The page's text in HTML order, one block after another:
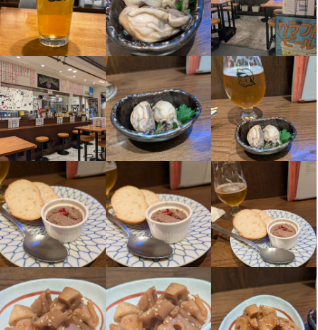
未経験者歓迎 フリーター歓迎 大学生歓迎 女性活躍中
仕事内容
【ホールスタッフ】
ご案内、オーダー受付、ドリンク作成、配膳、接客、会計、テー
ブルの片付けなどのホール業務全般をお任せします。
興味があれば、メニュー作成やクラフトビールの発注なども可能
です！
渋谷パルコで働きたい！でもOK！
正社員を目指す方も大歓迎！
⭐︎服装、髪型、ピアス、タトゥーOK！大切なのは、ホスピタリテ
ィと清潔感です！
【キッチンスタッフも同時募集！】
仕込み、調理、盛り付け、洗い場などの業務全般。
未経験でもやる気があれば、丁寧に教えます！